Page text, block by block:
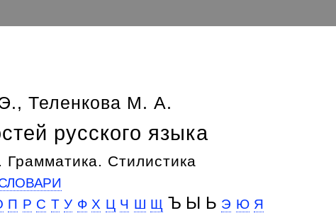
Теленкова М. А.
русского языка
Стилистика
П Р С Т У Ф Х Ц Ч Ш Щ Ъ Ы Ь Э Ю Я